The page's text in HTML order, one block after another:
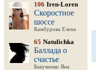
106 Iren-Loren
Скоростное
шоссе
Камбурова Елена
65 Natulichka
Баллада о
счастье
Бакуменко Яна